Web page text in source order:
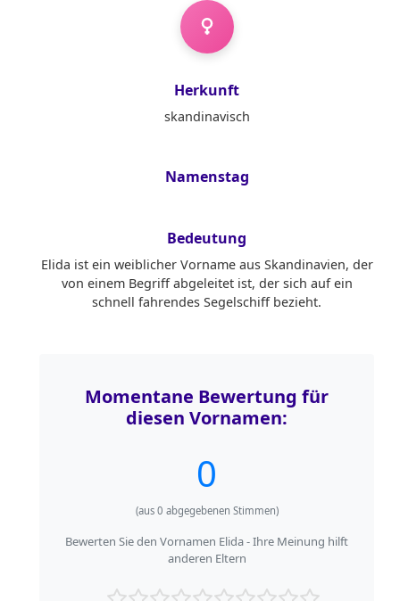
Mädchenname
Herkunft
skandinavisch
Namenstag
Bedeutung
Elida ist ein weiblicher Vorname aus Skandinavien, der
von einem Begriff abgeleitet ist, der sich auf ein
schnell fahrendes Segelschiff bezieht.
Momentane Bewertung für
diesen Vornamen:
0
(aus 0 abgegebenen Stimmen)
Bewerten Sie den Vornamen Elida - Ihre Meinung hilft
anderen Eltern